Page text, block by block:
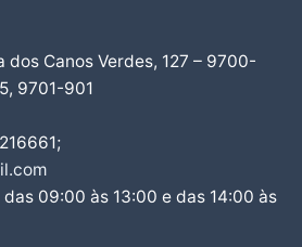
dos Canos Verdes, 127 – 9700-
9701-901
das 09:00 às 13:00 e das 14:00 às